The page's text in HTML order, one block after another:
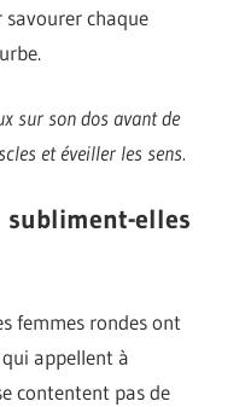
chaque
sur son dos avant de
et éveiller les sens.
subliment-elles
femmes rondes ont
appellent à
contentent pas de